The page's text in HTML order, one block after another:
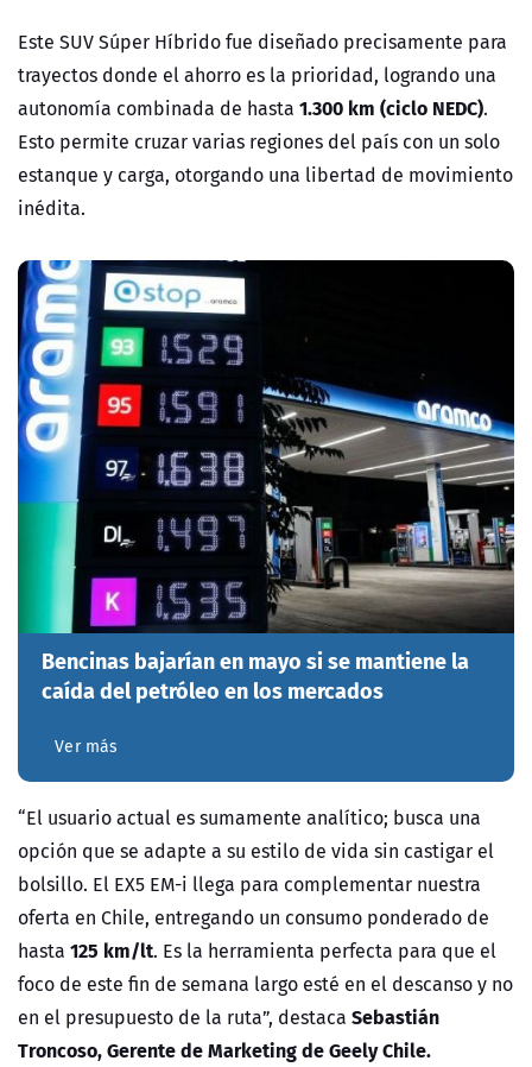
Este SUV Súper Híbrido fue diseñado precisamente para
trayectos donde el ahorro es la prioridad, logrando una
autonomía combinada de hasta 1.300 km (ciclo NEDC).
Esto permite cruzar varias regiones del país con un solo
estanque y carga, otorgando una libertad de movimiento
inédita.
Bencinas bajarían en mayo si se mantiene la
caída del petróleo en los mercados
Ver más
“El usuario actual es sumamente analítico; busca una
opción que se adapte a su estilo de vida sin castigar el
bolsillo. El EX5 EM-i llega para complementar nuestra
oferta en Chile, entregando un consumo ponderado de
hasta 125 km/lt. Es la herramienta perfecta para que el
foco de este fin de semana largo esté en el descanso y no
en el presupuesto de la ruta”, destaca Sebastián
Troncoso, Gerente de Marketing de Geely Chile.